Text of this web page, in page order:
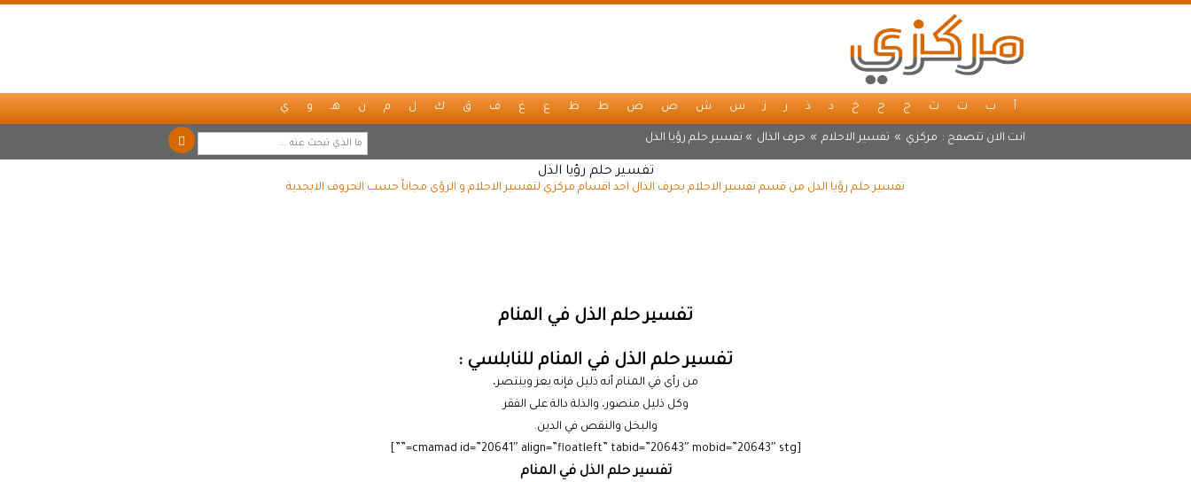
أ ب ت ث ج ح خ د ذ ر ز س ش ص ض ط ظ ع غ ف ق ك ل م ن هـ و ي
انت الان تتصفح : مركزي » تفسير الاحلام » حرف الذال » تفسير حلم رؤيا الذل
تفسير حلم رؤيا الذل
تفسير حلم رؤيا الذل من قسم تفسير الاحلام بحرف الذال احد اقسام مركزي لتفسير الاحلام و الرؤى مجاناً حسب الحروف الابجدية
تفسير حلم الذل في المنام
تفسير حلم الذل في المنام للنابلسي :
من رأى في المنام أنه ذليل فإنه يعز وينتصر،
وكل ذليل منصور، والذلة دالة على الفقر
والبخل والنقص في الدين.
[cmamad id=”20641″ align=”floatleft” tabid=”20643″ mobid=”20643″ stg=””]
تفسير حلم الذل في المنام